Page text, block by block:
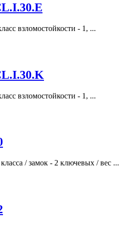
взломостойкости - 1, ...
взломостойкости - 1, ...
/ замок - 2 ключевых / вес ...